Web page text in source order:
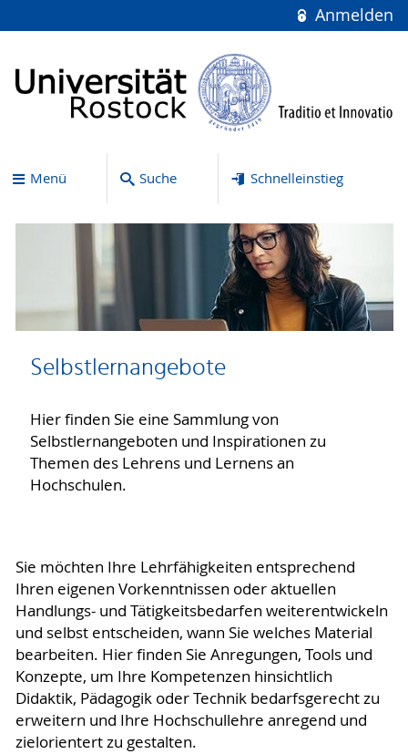
Anmelden
Menü Suche Schnelleinstieg
Selbstlernangebote
Hier finden Sie eine Sammlung von
Selbstlernangeboten und Inspirationen zu
Themen des Lehrens und Lernens an
Hochschulen.
Sie möchten Ihre Lehrfähigkeiten entsprechend
Ihren eigenen Vorkenntnissen oder aktuellen
Handlungs- und Tätigkeitsbedarfen weiterentwickeln
und selbst entscheiden, wann Sie welches Material
bearbeiten. Hier finden Sie Anregungen, Tools und
Konzepte, um Ihre Kompetenzen hinsichtlich
Didaktik, Pädagogik oder Technik bedarfsgerecht zu
erweitern und Ihre Hochschullehre anregend und
zielorientert zu gestalten.